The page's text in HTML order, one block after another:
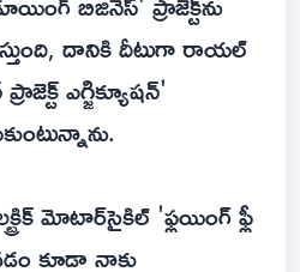
దానికి దీటుగా రాయల్
ఎగ్జిక్యూషన్'
మోటార్‌సైకిల్ 'ఫ్లయింగ్ ఫ్లీ
కూడా నాకు